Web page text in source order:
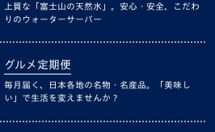
上質な「富士山の天然水」。安心・安全、こだわ
りのウォーターサーバー
グルメ定期便
毎月届く、日本各地の名物・名産品。「美味し
い」で生活を変えませんか？